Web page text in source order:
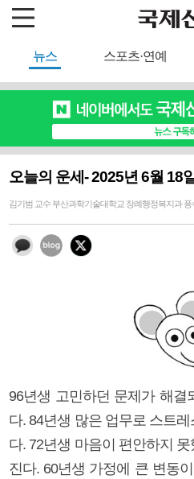
뉴스 스포츠·연예
오늘의 운세- 2025년 6월 18
김기범 교수 부산과학기술대학교 장례행정복지과 풍
96년생 고민하던 문제가 해결
다. 84년생 많은 업무로 스트
다. 72년생 마음이 편안하지
진다. 60년생 가정에 큰 변동